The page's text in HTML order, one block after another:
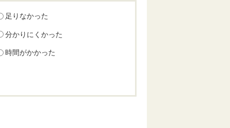
足りなかった
分かりにくかった
時間がかかった